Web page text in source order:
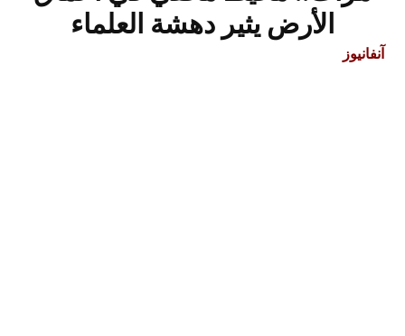
الأرض يثير دهشة العلماء
آنفانيوز